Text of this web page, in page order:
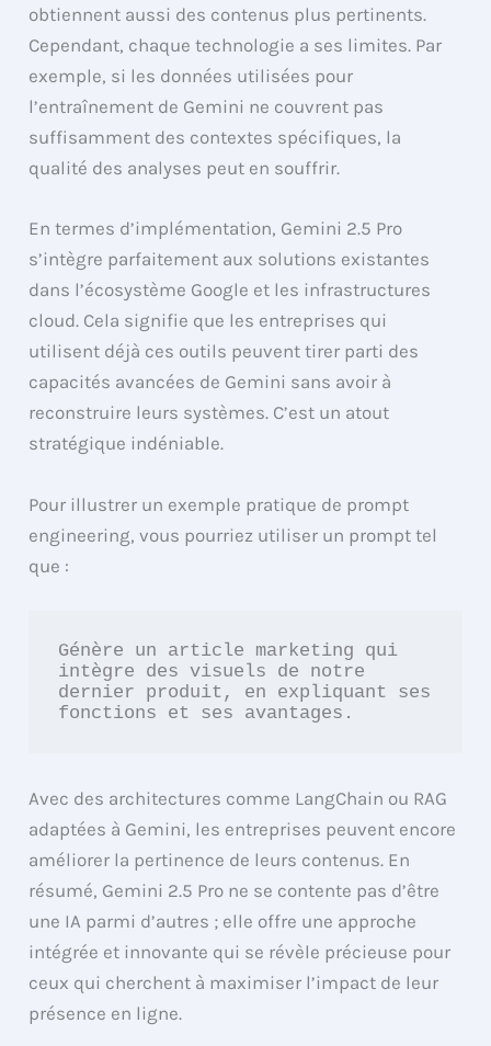
obtiennent aussi des contenus plus pertinents.
Cependant, chaque technologie a ses limites. Par
exemple, si les données utilisées pour
l’entraînement de Gemini ne couvrent pas
suffisamment des contextes spécifiques, la
qualité des analyses peut en souffrir.
En termes d’implémentation, Gemini 2.5 Pro
s’intègre parfaitement aux solutions existantes
dans l’écosystème Google et les infrastructures
cloud. Cela signifie que les entreprises qui
utilisent déjà ces outils peuvent tirer parti des
capacités avancées de Gemini sans avoir à
reconstruire leurs systèmes. C’est un atout
stratégique indéniable.
Pour illustrer un exemple pratique de prompt
engineering, vous pourriez utiliser un prompt tel
que :
Génère un article marketing qui
intègre des visuels de notre
dernier produit, en expliquant ses
fonctions et ses avantages.
Avec des architectures comme LangChain ou RAG
adaptées à Gemini, les entreprises peuvent encore
améliorer la pertinence de leurs contenus. En
résumé, Gemini 2.5 Pro ne se contente pas d’être
une IA parmi d’autres ; elle offre une approche
intégrée et innovante qui se révèle précieuse pour
ceux qui cherchent à maximiser l’impact de leur
présence en ligne.